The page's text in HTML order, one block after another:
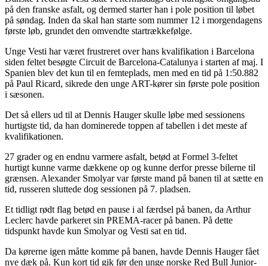
på den franske asfalt, og dermed starter han i pole position til løbet
på søndag. Inden da skal han starte som nummer 12 i morgendagens
første løb, grundet den omvendte startrækkefølge.
Unge Vesti har været frustreret over hans kvalifikation i Barcelona
siden feltet besøgte Circuit de Barcelona-Catalunya i starten af maj. I
Spanien blev det kun til en femteplads, men med en tid på 1:50.882
på Paul Ricard, sikrede den unge ART-kører sin første pole position
i sæsonen.
Det så ellers ud til at Dennis Hauger skulle løbe med sessionens
hurtigste tid, da han dominerede toppen af tabellen i det meste af
kvalifikationen.
27 grader og en endnu varmere asfalt, betød at Formel 3-feltet
hurtigt kunne varme dækkene op og kunne derfor presse bilerne til
grænsen. Alexander Smolyar var første mand på banen til at sætte en
tid, russeren sluttede dog sessionen på 7. pladsen.
Et tidligt rødt flag betød en pause i al færdsel på banen, da Arthur
Leclerc havde parkeret sin PREMA-racer på banen. På dette
tidspunkt havde kun Smolyar og Vesti sat en tid.
Da kørerne igen måtte komme på banen, havde Dennis Hauger fået
nye dæk på. Kun kort tid gik før den unge norske Red Bull Junior-